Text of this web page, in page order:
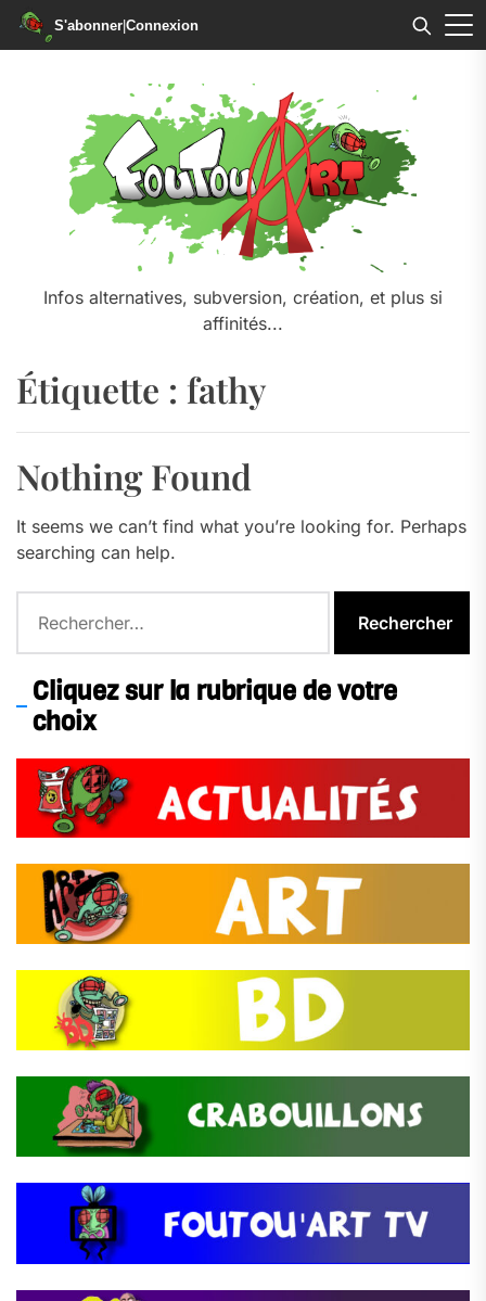
S'abonner|Connexion
Infos alternatives, subversion, création, et plus si
affinités...
Étiquette : fathy
Nothing Found
It seems we can’t find what you’re looking for. Perhaps
searching can help.
Cliquez sur la rubrique de votre
choix